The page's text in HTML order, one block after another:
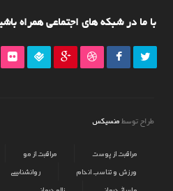
با ما در شبکه های اجتماعی همراه
طراح توسط منسیکس
مراقبت از پوست مراقبت از مو
ورزش و تناسب اندام
روانشناسی